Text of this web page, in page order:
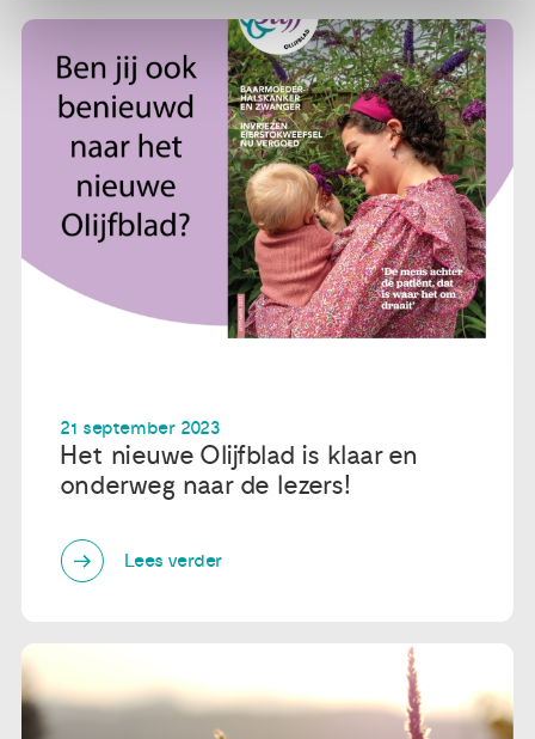
21 september 2023
Het nieuwe Olijfblad is klaar en
onderweg naar de lezers!
Lees verder